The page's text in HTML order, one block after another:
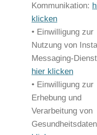
Kommunikation:
klicken
• Einwilligung zur
Nutzung von
Messaging-
hier klicken
• Einwilligung zur
Erhebung und
Verarbeitung von